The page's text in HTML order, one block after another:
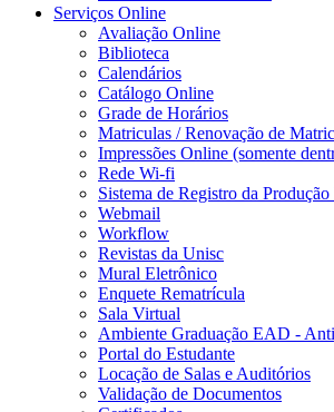
Serviços Online
Avaliação Online
Biblioteca
Calendários
Catálogo Online
Grade de Horários
Matriculas / Renovação de
Impressões Online (somente
Rede Wi-fi
Sistema de Registro da
Webmail
Workflow
Revistas da Unisc
Mural Eletrônico
Enquete Rematrícula
Sala Virtual
Ambiente Graduação EAD -
Portal do Estudante
Locação de Salas e Auditórios
Validação de Documentos